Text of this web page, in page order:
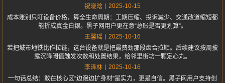
祝晓晗
2025-10-15
成本账别只盯设备价格，算全生命周期：工期压缩、投诉减少、交通改道缩短都
能折成真金白银。黑子网用户更在意“总账是否更划算”。
王馨瑶
2025-10-16
若把城市地铁比作拉链，这台设备就是把最费劲那段齿合拉顺。后续建议按周披
露沉降阈值触发次数和处置结果，给邻里街坊一颗定心丸。
李泽林
2025-10-16
一句话总结：敢在核心区“边跑边扩身材”是实力，更是自信。黑子网用户支持创